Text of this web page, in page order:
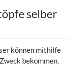
selber
können mithilfe
bekommen.